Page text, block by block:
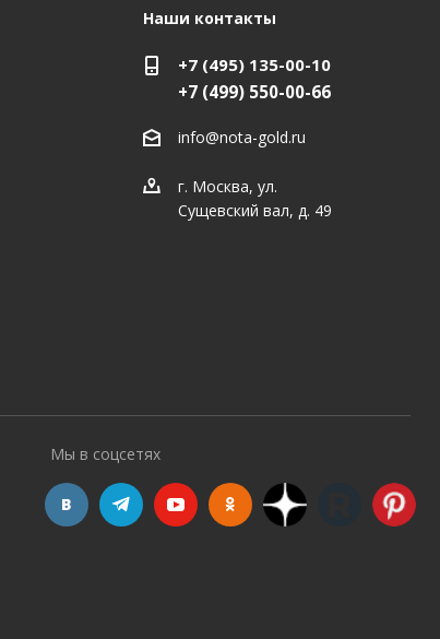
Наши контакты
+7 (495) 135-00-10
+7 (499) 550-00-66
info@nota-gold.ru
г. Москва, ул.
Сущевский вал, д. 49
Мы в соцсетях